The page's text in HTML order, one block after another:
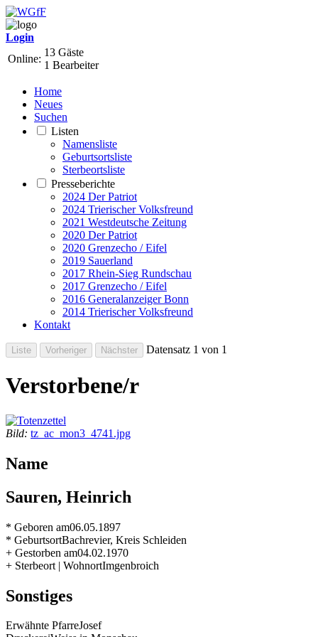
Login
Online:
13 Gäste
1 Bearbeiter
Home
Neues
Suchen
Listen
Namensliste
Geburtsortsliste
Sterbeortsliste
Presseberichte
2024 Der Patriot
2024 Trierischer Volksfreund
2021 Westdeutsche Zeitung
2020 Der Patriot
2020 Grenzecho / Eifel
2019 Sauerland
2017 Rhein-Sieg Rundschau
2017 Grenzecho / Eifel
2016 Generalanzeiger Bonn
2014 Trierischer Volksfreund
Kontakt
Datensatz 1 von 1
Verstorbene/r
Bild: tz_ac_mon3_4741.jpg
Name
Sauren, Heinrich
* Geboren am06.05.1897
* GeburtsortBachrevier, Kreis Schleiden
+ Gestorben am04.02.1970
+ Sterbeort | WohnortImgenbroich
Sonstiges
Erwähnte PfarreJosef